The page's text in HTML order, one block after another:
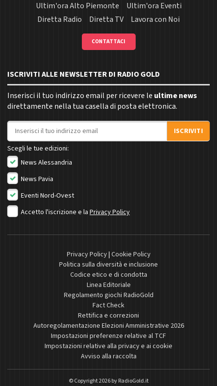
Ultim'ora Alto Piemonte
Ultim'ora Eventi
Diretta Radio
Diretta TV Lavora con Noi
CONTATTACI
ISCRIVITI ALLE NEWSLETTER DI RADIO GOLD
Inserisci il tuo indirizzo email per ricevere le ultime news
direttamente nella tua casella di posta elettronica.
Indirizzo email
ISCRIVITI
Scegli le tue edizioni:
News Alessandria
News Pavia
Eventi Nord-Ovest
Accetto l'iscrizione e la Privacy Policy
Privacy Policy| Cookie Policy
Politica sulla diversità e inclusione
Codice etico e di condotta
Linea Editoriale
Regolamento giochi RadioGold
Fact Check
Rettifica e correzioni
Autoregolamentazione Elezioni Amministrative 2026
Impostazioni preferenze relative al TCF
Impostazioni relative alla privacy e ai cookie
Avviso alla raccolta
© Copyright 2026 byRadioGold.it